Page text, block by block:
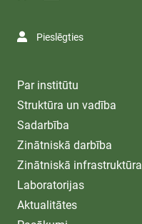
Pieslēgties
Par institūtu
Struktūra un vadība
Sadarbība
Zinātniskā darbība
Zinātniskā infrastruktūra
Laboratorijas
Aktualitātes